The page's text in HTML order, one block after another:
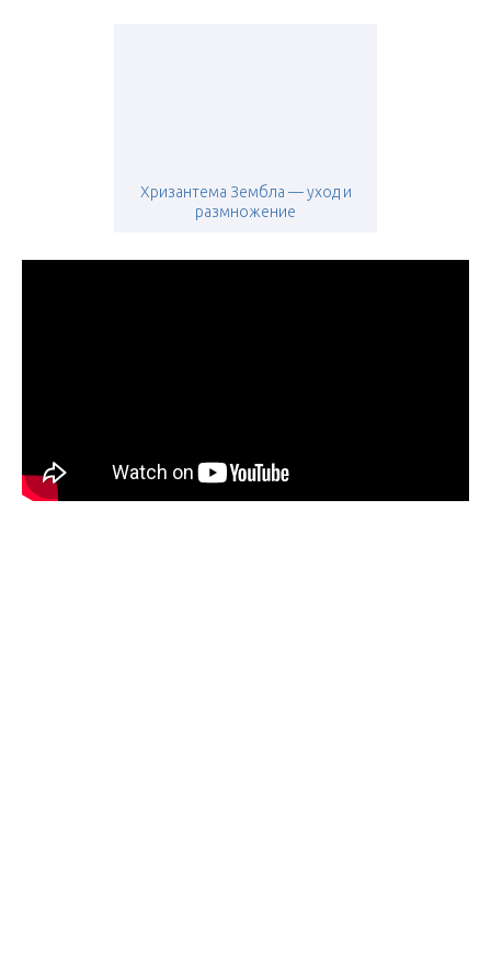
Хризантема Зембла — уход и
размножение